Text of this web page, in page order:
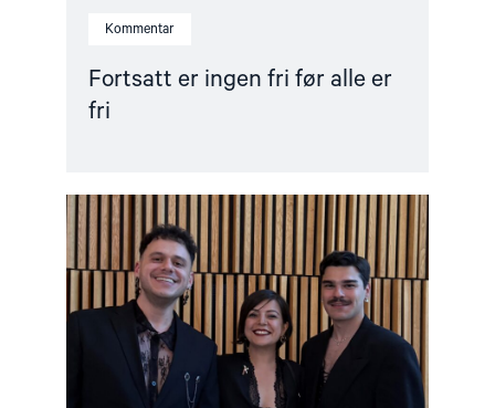
Kommentar
Fortsatt er ingen fri før alle er
fri
Read
article
"Ünikuir
tildelt
Kim
Friele-
prisen:
En
pris
rett